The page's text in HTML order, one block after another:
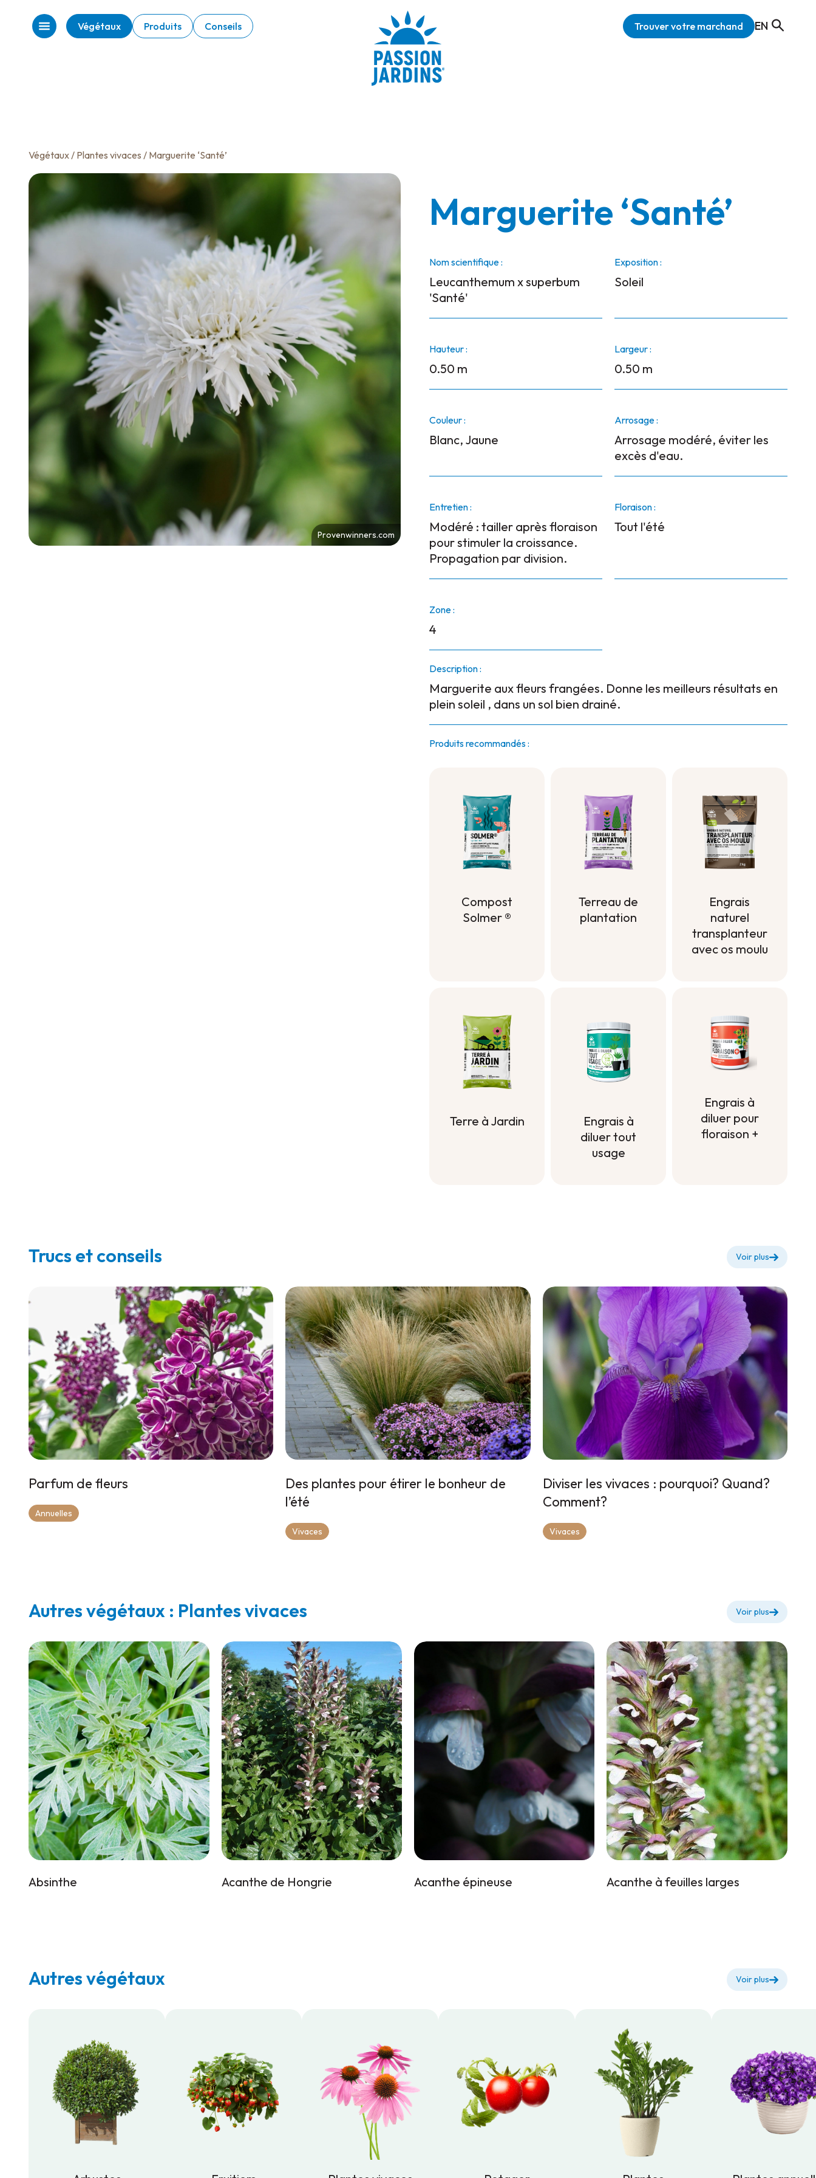
Végétaux Produits Conseils Trouver votre marchand EN
Végétaux/ Plantes vivaces / Marguerite ‘Santé’
Provenwinners.com
Marguerite ‘Santé’
Nom scientifique :
Leucanthemum x superbum
'Santé'
Exposition :
Soleil
Hauteur :
0.50 m
Largeur :
0.50 m
Couleur :
Blanc, Jaune
Arrosage :
Arrosage modéré, éviter les
excès d'eau.
Entretien :
Modéré : tailler après floraison
pour stimuler la croissance.
Propagation par division.
Floraison :
Tout l'été
Zone :
4
Description :
Marguerite aux fleurs frangées. Donne les meilleurs résultats en
plein soleil , dans un sol bien drainé.
Produits recommandés :
Compost
Solmer ®
Terreau de
plantation
Engrais
naturel
transplanteur
avec os moulu
avec os moulu
Terre à Jardin
Engrais à
diluer tout
usage
Engrais à
diluer pour
floraison +
Trucs et conseils Voir plus
Parfum de fleurs
Annuelles
Des plantes pour étirer le bonheur de
l’été
Vivaces
Diviser les vivaces : pourquoi? Quand?
Comment?
Vivaces
Autres végétaux : Plantes vivaces Voir plus
Absinthe Acanthe de Hongrie Acanthe épineuse Acanthe à feuilles larges
Autres végétaux Voir plus